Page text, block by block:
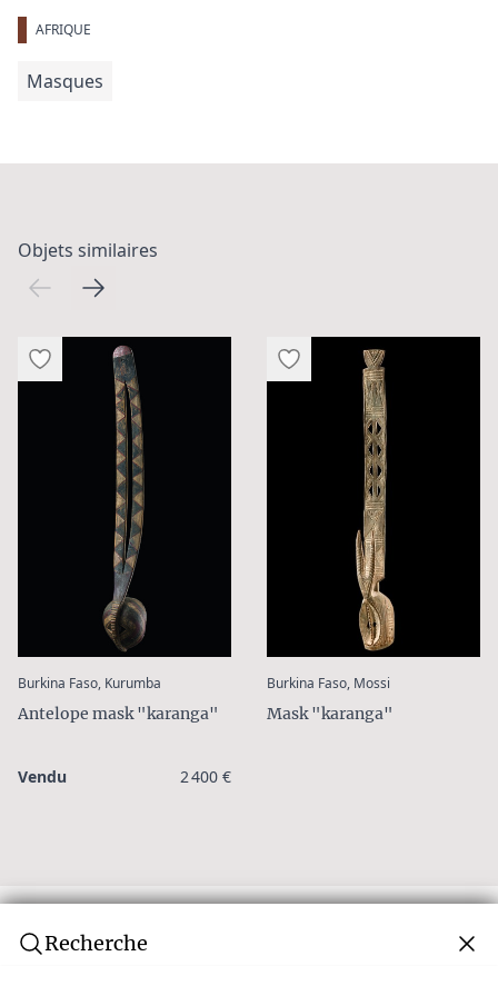
AFRIQUE
Masques
Objets similaires
Burkina Faso, Kurumba
Antelope mask "karanga"
Vendu 2 400 €
Burkina Faso, Mossi
Mask "karanga"
Recherche